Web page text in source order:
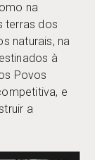
na
terras dos
naturais, na
à
Povos
e
a